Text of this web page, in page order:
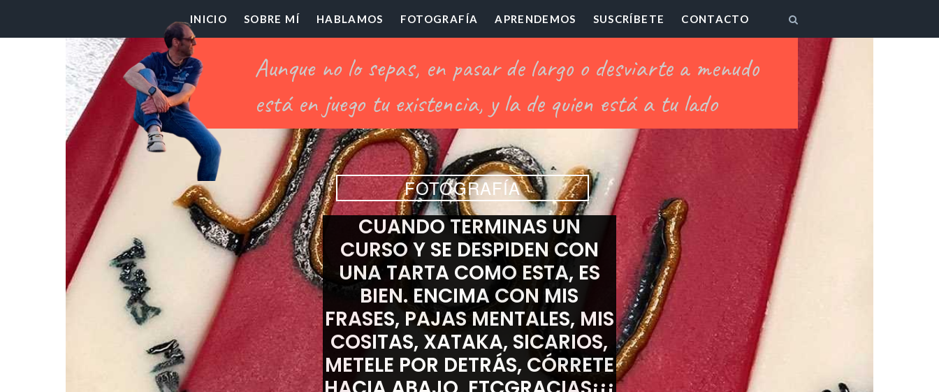
El
Profesor
Chillón
INICIO SOBRE MÍ HABLAMOS FOTOGRAFÍA APRENDEMOS SUSCRÍBETE CONTACTO
FOTOGRAFÍA
CUANDO TERMINAS UN
CURSO Y SE DESPIDEN CON
UNA TARTA COMO ESTA, ES
BIEN. ENCIMA CON MIS
FRASES, PAJAS MENTALES, MIS
COSITAS, XATAKA, SICARIOS,
METELE POR DETRÁS, CÓRRETE